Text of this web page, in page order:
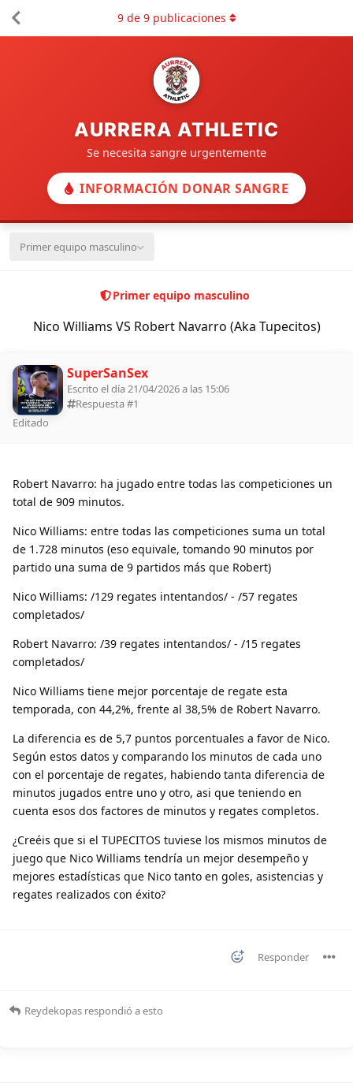
AURRERA ATHLETIC
Se necesita sangre urgentemente
INFORMACIÓN DONAR SANGRE
Primer equipo masculino
Primer equipo masculino
Nico Williams VS Robert Navarro (Aka Tupecitos)
9de 9publicaciones
SuperSanSex
Escrito el día 21/04/2026 a las 15:06
Respuesta #1
Editado
Robert Navarro: ha jugado entre todas las competiciones un
total de 909 minutos.
Nico Williams: entre todas las competiciones suma un total
de 1.728 minutos (eso equivale, tomando 90 minutos por
partido una suma de 9 partidos más que Robert)
Nico Williams: /129 regates intentandos/ - /57 regates
completados/
Robert Navarro: /39 regates intentandos/ - /15 regates
completados/
Nico Williams tiene mejor porcentaje de regate esta
temporada, con 44,2%, frente al 38,5% de Robert Navarro.
La diferencia es de 5,7 puntos porcentuales a favor de Nico.
Según estos datos y comparando los minutos de cada uno
con el porcentaje de regates, habiendo tanta diferencia de
minutos jugados entre uno y otro, asi que teniendo en
cuenta esos dos factores de minutos y regates completos.
¿Creéis que si el TUPECITOS tuviese los mismos minutos de
juego que Nico Williams tendría un mejor desempeño y
mejores estadísticas que Nico tanto en goles, asistencias y
regates realizados con éxito?
Responder
Reydekopas respondió a esto